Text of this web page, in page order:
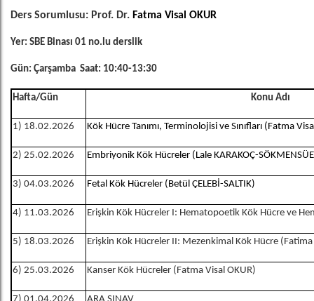
Ders Sorumlusu: Prof. Dr. Fatma Visal OKUR
Yer: SBE Binası 01 no.lu derslik
Gün: Çarşamba Saat: 10:40-13:30
Hafta/Gün Konu Adı
1) 18.02.2026 Kök Hücre Tanımı, Terminolojisi ve Sınıfları (Fatma
2) 25.02.2026 Embriyonik Kök Hücreler (Lale KARAKOÇ-
3) 04.03.2026 Fetal Kök Hücreler (Betül ÇELEBİ-SALTIK)
4) 11.03.2026 Erişkin Kök Hücreler I: Hematopoetik Kök Hücre ve
5) 18.03.2026 Erişkin Kök Hücreler II: Mezenkimal Kök Hücre (Fatima
6) 25.03.2026 Kanser Kök Hücreler (Fatma Visal OKUR)